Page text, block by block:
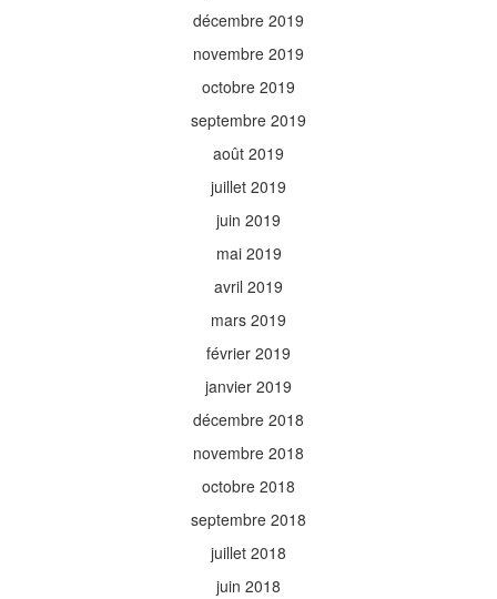
décembre 2019
novembre 2019
octobre 2019
septembre 2019
août 2019
juillet 2019
juin 2019
mai 2019
avril 2019
mars 2019
février 2019
janvier 2019
décembre 2018
novembre 2018
octobre 2018
septembre 2018
juillet 2018
juin 2018